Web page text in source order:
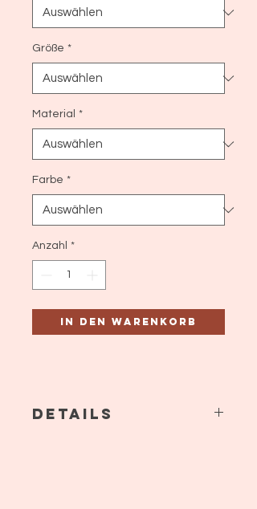
Größe *
Material *
Farbe *
Anzahl *
In den Warenkorb
Details